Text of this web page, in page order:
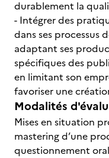
durablement la
- Intégrer des
dans ses processus
adaptant ses
spécifiques des
en limitant son
favoriser une
Modalités
Mises en situation
mastering d’une
questionnement